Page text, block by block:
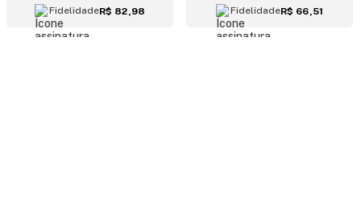
FidelidadeR$ 82,98 FidelidadeR$ 66,51